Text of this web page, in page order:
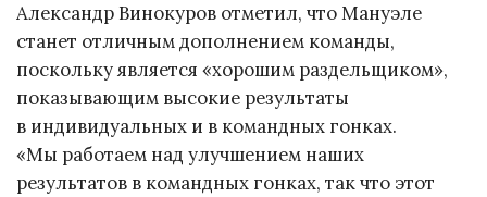
Александр Винокуров отметил, что Мануэле
станет отличным дополнением команды,
поскольку является «хорошим раздельщиком»,
показывающим высокие результаты
в индивидуальных и в командных гонках.
«Мы работаем над улучшением наших
результатов в командных гонках, так что этот